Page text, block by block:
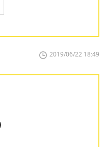
2019/06/22 18:49